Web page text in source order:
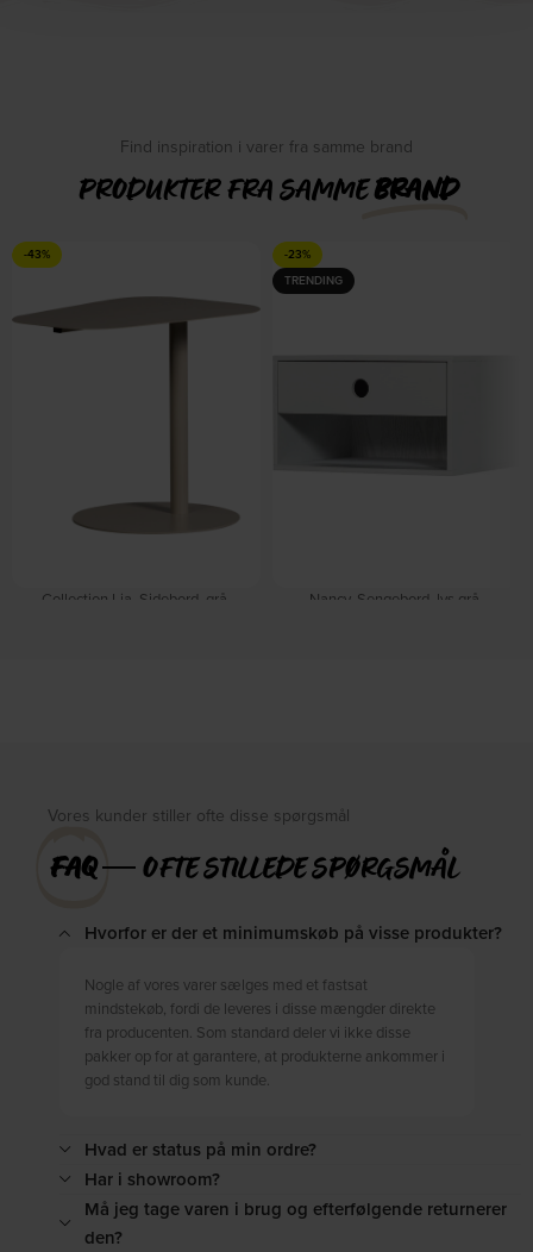
Find inspiration i varer fra samme brand
PRODUKTER FRA SAMMEBRAND
-43%
Collection Lia, Sidebord, grå,
-23%
TRENDING
Nancy, Sengebord, lys grå,
Vores kunder stiller ofte disse spørgsmål
FAQ― OFTE STILLEDE SPØRGSMÅL
Hvorfor er der et minimumskøb på visse produkter?
Nogle af vores varer sælges med et fastsat
mindstekøb, fordi de leveres i disse mængder direkte
fra producenten. Som standard deler vi ikke disse
pakker op for at garantere, at produkterne ankommer i
god stand til dig som kunde.
Hvad er status på min ordre?
Har i showroom?
Må jeg tage varen i brug og efterfølgende returnerer
den?